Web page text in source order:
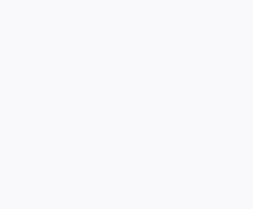
用し、顧客となるスタート
を高めると共に、サービス
以下の領域に重点的に投資
1年間で累計融資総額50億円
得・および顧客への提供サー